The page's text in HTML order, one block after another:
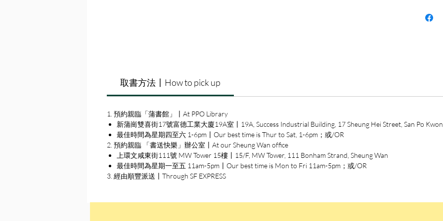
作者
朱麗
Traini
小朋友
取書方法〡How to pick up
1. 預約親臨「蒲書館」〡At PPO Library
新蒲崗雙喜街17號富德工業大廈19A室〡19A, Success Industrial Building, 17 Sheung Hei Street, San Po
最佳時間為星期四至六 1-6pm〡Our best time is Thur to Sat, 1-6pm；或/OR
2. 預約親臨 「書送快樂」辦公室〡At our Sheung Wan office
上環文咸東街111號 MW Tower 15樓〡15/F, MW Tower, 111 Bonham Strand, Sheung Wan
最佳時間為星期一至五 11am-5pm〡Our best time is Mon to Fri 11am-5pm；或/OR
3. 經由順豐派送〡Through SF EXPRESS